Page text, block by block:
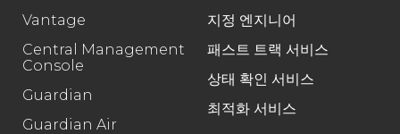
Vantage
Central Management
Console
Guardian
Guardian Air
지정 엔지니어
패스트 트랙 서비스
상태 확인 서비스
최적화 서비스